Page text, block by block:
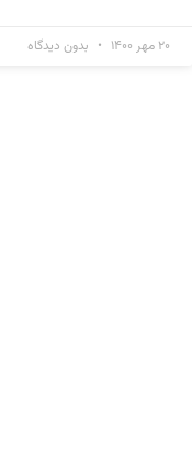
۲۰ مهر ۱۴۰۰ بدون دیدگاه